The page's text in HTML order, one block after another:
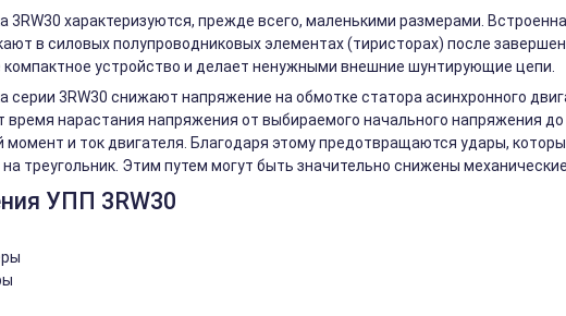
3RW30 характеризуются, прежде всего, маленькими размерами.
в силовых полупроводниковых элементах (тиристорах) после
компактное устройство и делает ненужными внешние шунтирующие цепи.
серии 3RW30 снижают напряжение на обмотке статора асинхронного
время нарастания напряжения от выбираемого начального напряжения
и ток двигателя. Благодаря этому предотвращаются удары,
треугольник. Этим путем могут быть значительно снижены
УПП 3RW30